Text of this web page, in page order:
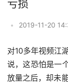
亏损
• 2019-11-20
对10多年视频江
说，这恐怕是一
放量之后，却未